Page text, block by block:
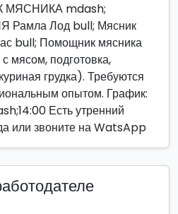
mdash;
Лод bull; Мясник
bull; Помощник мясника
мясом, подготовка,
грудка). Требуются
опытом. График:
Есть утренний
или звоните на WatsApp